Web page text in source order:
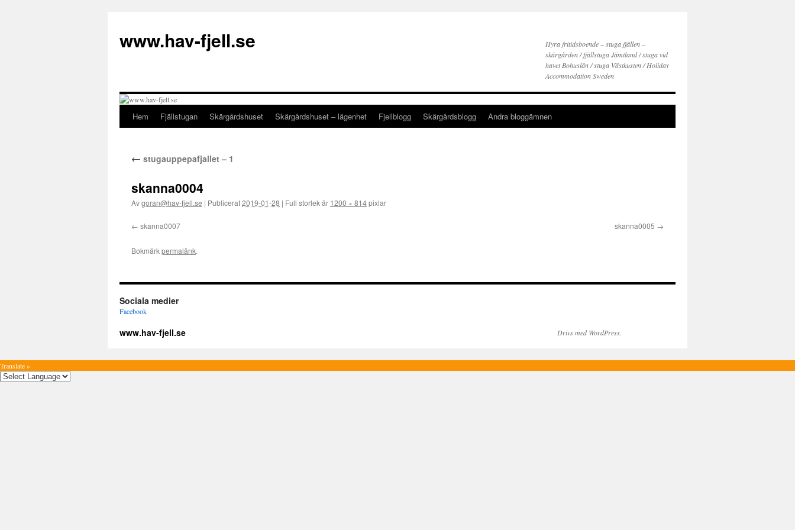
innehåll
www.hav-fjell.se
Hyra fritidsboende – stuga fjällen –
skärgården / fjällstuga Jämtland / stuga vid
havet Bohuslän / stuga Västkusten / Holiday
Accommodation Sweden
Hem Fjällstugan Skärgårdshuset Skärgårdshuset – lägenhet Fjellblogg Skärgårdsblogg Andra bloggämnen
← stugauppepafjallet – 1
skanna0004
Avgoran@hav-fjell.se | Publicerat2019-01-28 | Full storlek är 1200 × 814pixlar
skanna0007 skanna0005
Bokmärkpermalänk.
Sociala medier
Facebook
www.hav-fjell.se Drivs med WordPress.
Translate »